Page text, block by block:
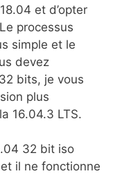
et d’opter
processus
simple et le
devez
bits, je vous
plus
16.04.3 LTS.
32 bit iso
il ne fonctionne